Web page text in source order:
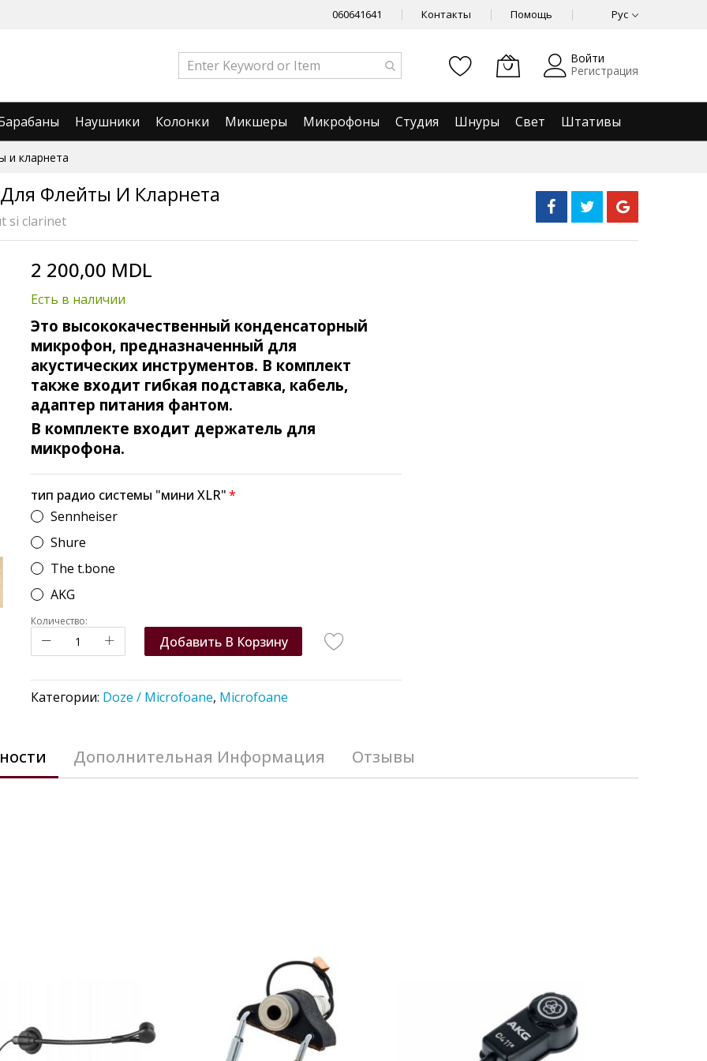
060641641 Контакты Помощь Рус
Войти
Регистрация
Наушники Колонки Микшеры Микрофоны Студия Шнуры Свет
Штативы
и кларнета
Флейты И Кларнета
si clarinet
2 200,00 MDL
Есть в наличии
Это высококачественный конденсаторный
микрофон, предназначенный для
акустических инструментов. В комплект
также входит гибкая подставка, кабель,
адаптер питания фантом.
В комплекте входит держатель для
микрофона.
тип радио системы "мини XLR"
Sennheiser
Shure
The t.bone
AKG
Количество:
Добавить В Корзину
Категории: Doze / Microfoane, Microfoane
Дополнительная Информация Отзывы